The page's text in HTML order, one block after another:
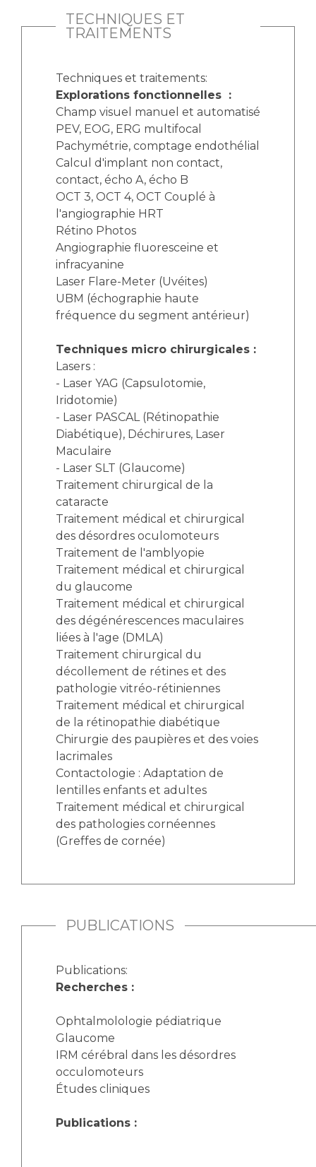
TECHNIQUES ET
TRAITEMENTS
Techniques et traitements:
Explorations fonctionnelles :
Champ visuel manuel et automatisé
PEV, EOG, ERG multifocal
Pachymétrie, comptage endothélial
Calcul d'implant non contact,
contact, écho A, écho B
OCT 3, OCT 4, OCT Couplé à
l'angiographie HRT
Rétino Photos
Angiographie fluoresceine et
infracyanine
Laser Flare-Meter (Uvéites)
UBM (échographie haute
fréquence du segment antérieur)
Techniques micro chirurgicales :
Lasers :
- Laser YAG (Capsulotomie,
Iridotomie)
- Laser PASCAL (Rétinopathie
Diabétique), Déchirures, Laser
Maculaire
- Laser SLT (Glaucome)
Traitement chirurgical de la
cataracte
Traitement médical et chirurgical
des désordres oculomoteurs
Traitement de l'amblyopie
Traitement médical et chirurgical
du glaucome
Traitement médical et chirurgical
des dégénérescences maculaires
liées à l'age (DMLA)
Traitement chirurgical du
décollement de rétines et des
pathologie vitréo-rétiniennes
Traitement médical et chirurgical
de la rétinopathie diabétique
Chirurgie des paupières et des voies
lacrimales
Contactologie : Adaptation de
lentilles enfants et adultes
Traitement médical et chirurgical
des pathologies cornéennes
(Greffes de cornée)
PUBLICATIONS
Publications:
Recherches :
Ophtalmolologie pédiatrique
Glaucome
IRM cérébral dans les désordres
occulomoteurs
Études cliniques
Publications :